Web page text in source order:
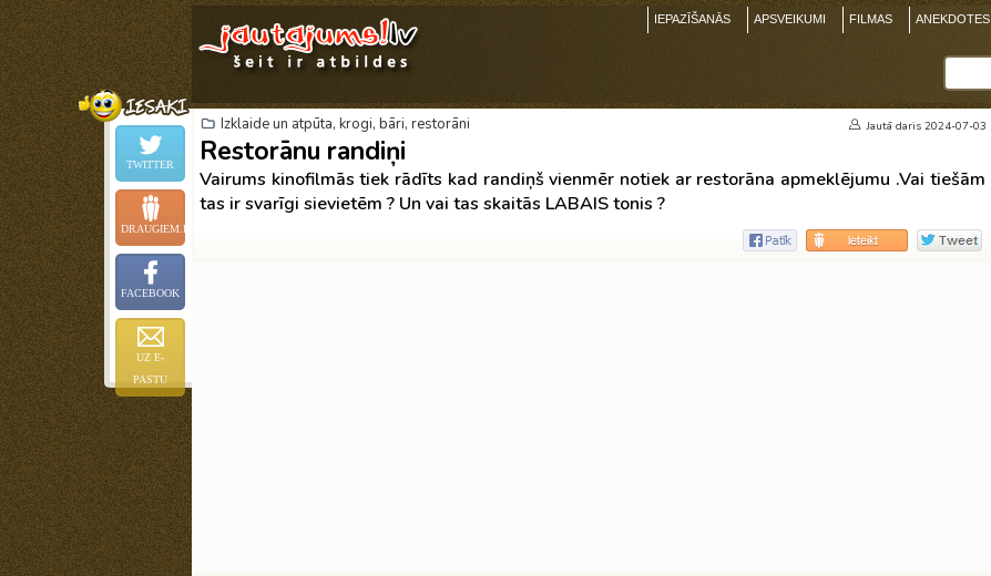
IEPAZĪŠANĀS APSVEIKUMI FILMAS ANEKDOTES
Izklaide un atpūta, krogi, bāri, restorāni
Restorānu randiņi
Vairums kinofilmās tiek rādīts kad randiņš vienmēr notiek ar restorāna apmeklējumu .Vai tiešām
tas ir svarīgi sievietēm ? Un vai tas skaitās LABAIS tonis ?
Jautā daris2024-07-03
TWITTER
DRAUGIEM.LV
FACEBOOK
UZ E-
PASTU